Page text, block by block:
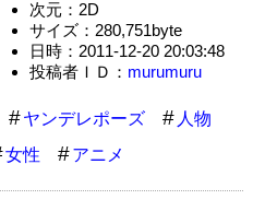
次元：2D
サイズ：280,751byte
日時：2011-12-20 20:03:48
投稿者ＩＤ： murumuru
ヤンデレポーズ
人物
女性 アニメ